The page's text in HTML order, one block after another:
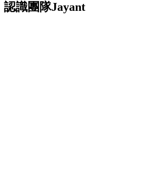
認識團隊Jayant